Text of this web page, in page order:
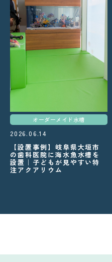
オーダーメイド水槽
2026.06.14
【設置事例】岐阜県大垣市
の歯科医院に海水魚水槽を
設置｜子どもが見やすい特
注アクアリウム